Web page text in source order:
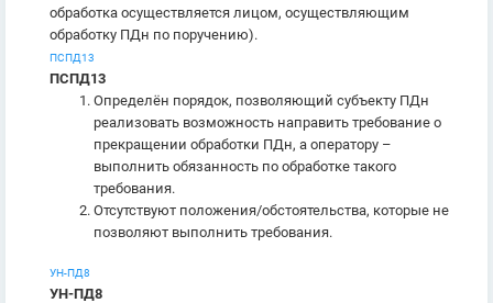
обработка осуществляется лицом, осуществляющим
обработку ПДн по поручению).
ПСПД13
ПСПД13
Определён порядок, позволяющий субъекту ПДн
реализовать возможность направить требование о
прекращении обработки ПДн, а оператору –
выполнить обязанность по обработке такого
требования.
Отсутствуют положения/обстоятельства, которые не
позволяют выполнить требования.
УН-ПД8
УН-ПД8